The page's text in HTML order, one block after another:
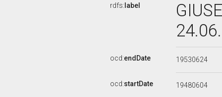
rdfs: label
ocd:endDate 19530624
ocd:startDate 19480604